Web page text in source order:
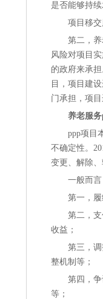
是否能够持续
项目移
第二，
风险对项目
的政府来承
目，项目建
门承担，项
养老服
ppp项目
不确定性。
变更、解除
一般而
第一，
第二， 支
收益；
第三， 调
整机制等；
第四， 争
等；